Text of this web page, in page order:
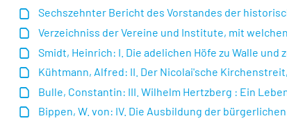
Sechszehnter Bericht des Vorstandes der
Verzeichniss der Vereine und Institute, mit
Smidt, Heinrich: I. Die adelichen Höfe zu Walle und
Kühtmann, Alfred: II. Der Nicolai'sche
Bulle, Constantin: III. Wilhelm Hertzberg : Ein
Bippen, W. von: IV. Die Ausbildung der